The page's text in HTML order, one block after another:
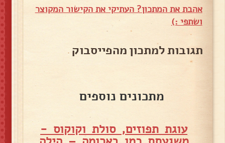
אהבת את המתכון? העתיקי את הקישור המקוצר
ושתפי :)
תגובות למתכון מהפייסבוק
מתכונים נוספים
עוגת תפוזים, סולת וקוקוס -